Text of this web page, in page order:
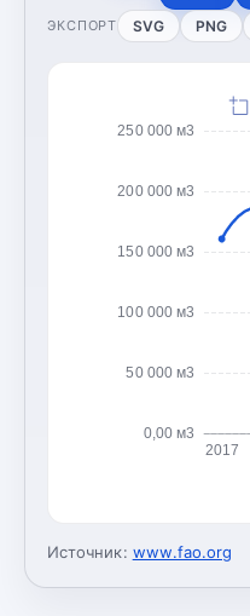
ЭКСПОРТ SVG PNG
0,00 м3
50 000 м3
100 000 м3
150 000 м3
200 000 м3
250 000 м3
2017
Источник: www.fao.org